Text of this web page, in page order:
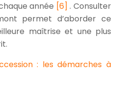
année [6]. Consulter
permet d’aborder ce
maîtrise et une plus
: les démarches à